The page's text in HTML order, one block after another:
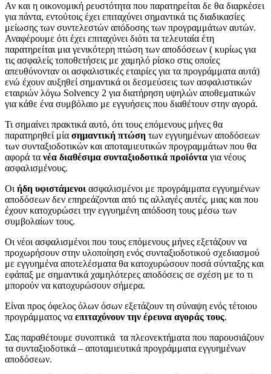
Αν και η οικονομική ρευστότητα που παρατηρείται δε θα διαρκέσει
για πάντα, εντούτοις έχει επιταχύνει σημαντικά τις διαδικασίες
μείωσης των συντελεστών απόδοσης των προγραμμάτων αυτών.
Αναφέρουμε ότι έχει επιταχύνει διότι τα τελευταία έτη
παρατηρείται μια γενικότερη πτώση των αποδόσεων ( κυρίως για
τις ασφαλείς τοποθετήσεις με χαμηλό ρίσκο στις οποίες
απευθύνονταν οι ασφαλιστικές εταιρίες για τα προγράμματα αυτά)
ενώ έχουν αυξηθεί σημαντικά οι δεσμεύσεις των ασφαλιστικών
εταιριών λόγω Solvency 2 για διατήρηση υψηλών αποθεματικών
για κάθε ένα συμβόλαιο με εγγυήσεις που διαθέτουν στην αγορά.
Τι σημαίνει πρακτικά αυτό, ότι τους επόμενους μήνες θα
παρατηρηθεί μία σημαντική πτώση των εγγυημένων αποδόσεων
των συνταξιοδοτικών και αποταμιευτικών προγραμμάτων που θα
αφορά τα νέα διαθέσιμα συνταξιοδοτικά προϊόντα για νέους
ασφαλισμένους.
Οιήδη υφιστάμενοι ασφαλισμένοι με προγράμματα εγγυημένων
αποδόσεων δεν επηρεάζονται από τις αλλαγές αυτές, μιας και που
έχουν κατοχυρώσει την εγγυημένη απόδοση τους μέσω των
συμβολαίων τους.
Οι νέοι ασφαλισμένοι που τους επόμενους μήνες εξετάζουν να
προχωρήσουν στην υλοποίηση ενός συνταξιοδοτικού σχεδιασμού
με εγγυημένα αποτελέσματα θα κατοχυρώσουν ποσά σύνταξης και
εφάπαξ με σημαντικά χαμηλότερες αποδόσεις σε σχέση με το τι
μπορούν να κατοχυρώσουν σήμερα.
Είναι προς όφελος όλων όσων εξετάζουν τη σύναψη ενός τέτοιου
προγράμματος να επιταχύνουν την έρευνα αγοράς τους.
Σας παραθέτουμε συνοπτικά τα πλεονεκτήματα που παρουσιάζουν
τα συνταξιοδοτικά – αποταμιευτικά προγράμματα εγγυημένων
αποδόσεων.